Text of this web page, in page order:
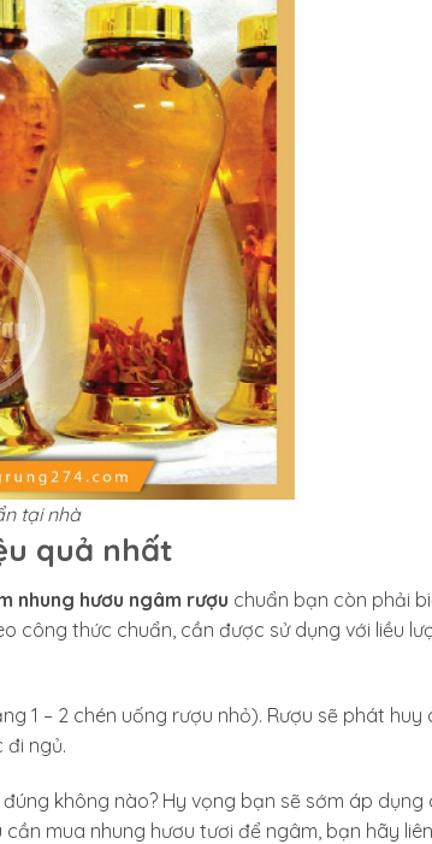
tại nhà
quả nhất
nhung hươu ngâm rượu chuẩn bạn còn phải
công thức chuẩn, cần được sử dụng với liều
1 – 2 chén uống rượu nhỏ). Rượu sẽ phát huy
ngủ.
không nào? Hy vọng bạn sẽ sớm áp dụng
mua nhung hươu tươi để ngâm, bạn hãy